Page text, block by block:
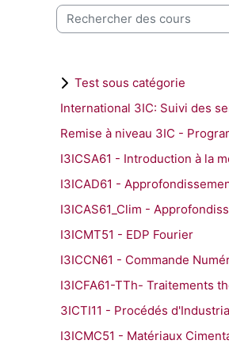
Rechercher des cours
Test sous catégorie
International 3IC: Suivi des
Remise à niveau 3IC -
I3ICSA61 - Introduction à la
I3ICAD61 -
I3ICAS61_Clim -
I3ICMT51 - EDP Fourier
I3ICCN61 - Commande
I3ICFA61-TTh- Traitements
3ICTI11 - Procédés
I3ICMC51 - Matériaux